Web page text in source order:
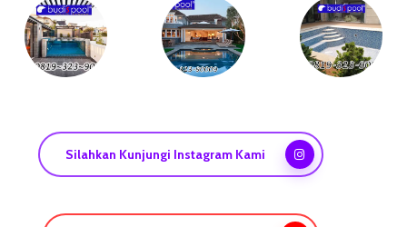
Silahkan Kunjungi Instagram Kami